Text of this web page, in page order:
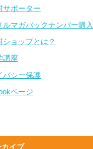
サポーター
ルマガバックナンバー購入
ショップとは？
講座
バシー保護
ページ
カイブ